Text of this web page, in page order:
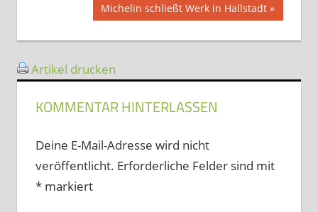
Nächster
Beitrag:
Michelin schließt Werk in Hallstadt
Artikel drucken
KOMMENTAR HINTERLASSEN
Deine E-Mail-Adresse wird nicht
veröffentlicht. Erforderliche Felder sind mit
*markiert